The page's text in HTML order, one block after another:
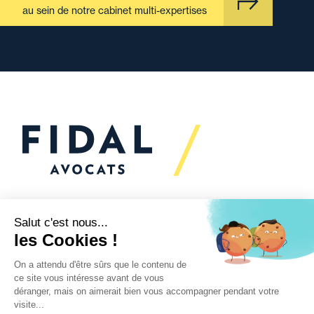
au sein de notre cabinet multi-expertises
Vous souhaitez échanger
avec nous ?
Nous sommes
à votre écoute